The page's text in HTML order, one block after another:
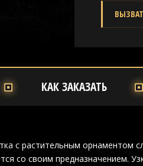
КАК ЗАКАЗАТЬ
с растительным орнаментом
со своим предназначением.